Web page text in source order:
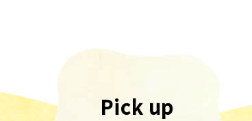
Pick up